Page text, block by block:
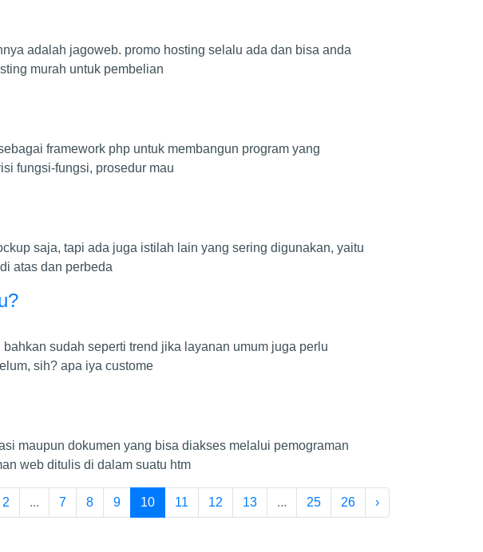
adalah jagoweb. promo hosting selalu ada dan bisa anda
murah untuk pembelian
framework php untuk membangun program yang
fungsi-fungsi, prosedur mau
saja, tapi ada juga istilah lain yang sering digunakan, yaitu
atas dan perbeda
sudah seperti trend jika layanan umum juga perlu
sih? apa iya custome
maupun dokumen yang bisa diakses melalui pemograman
web ditulis di dalam suatu htm
2 ... 7 8 9 10 11 12 13 ... 25 26 ›